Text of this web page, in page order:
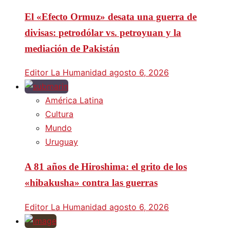
El «Efecto Ormuz» desata una guerra de
divisas: petrodólar vs. petroyuan y la
mediación de Pakistán
Editor La Humanidad agosto 6, 2026
América Latina
Cultura
Mundo
Uruguay
A 81 años de Hiroshima: el grito de los
«hibakusha» contra las guerras
Editor La Humanidad agosto 6, 2026